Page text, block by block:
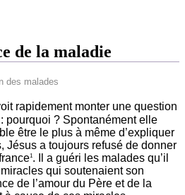
de la maladie
des malades
rapidement monter une question
pourquoi ? Spontanément elle
être le plus à même d’expliquer
Jésus a toujours refusé de donner
1 . Il a guéri les malades qu’il
qui soutenaient son
de l’amour du Père et de la